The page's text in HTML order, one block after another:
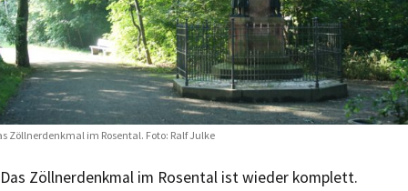
Zöllnerdenkmal im Rosental. Foto: Ralf Julke
Das Zöllnerdenkmal im Rosental ist wieder komplett.